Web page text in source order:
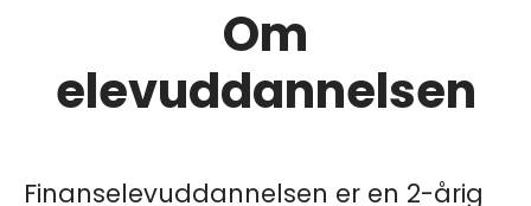
Om
elevuddannelsen
Finanselevuddannelsen er en 2-årig